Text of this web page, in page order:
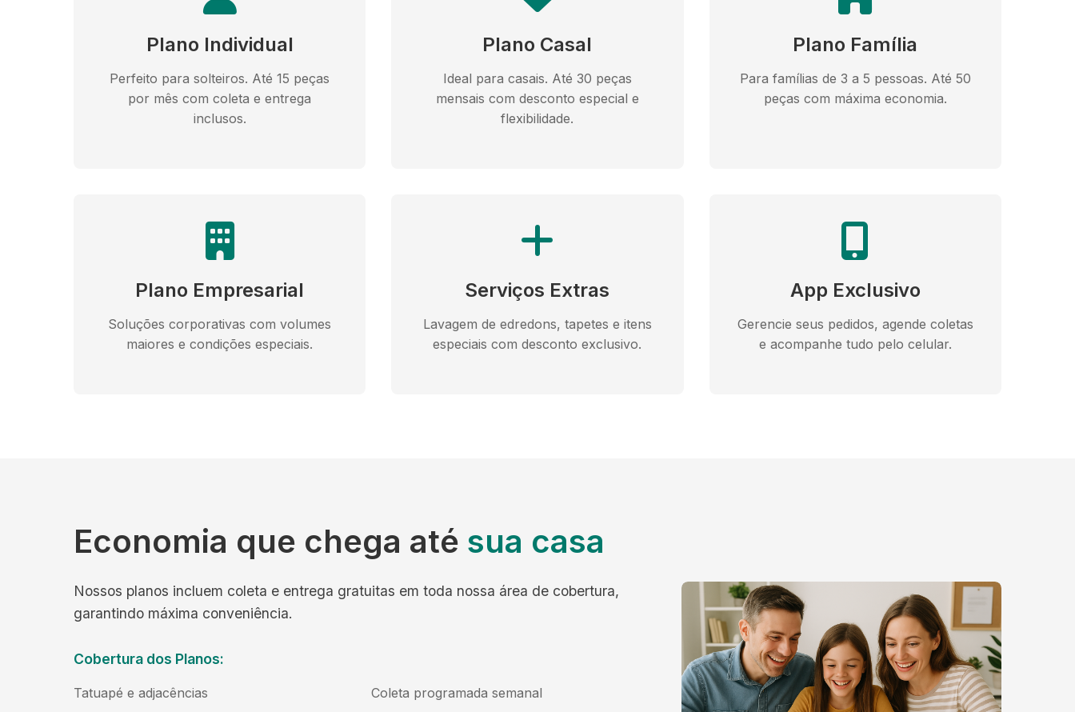
Plano Individual
Perfeito para solteiros. Até 15 peças
por mês com coleta e entrega
inclusos.
Plano Casal
Ideal para casais. Até 30 peças
mensais com desconto especial e
flexibilidade.
Plano Família
Para famílias de 3 a 5 pessoas. Até 50
peças com máxima economia.
Plano Empresarial
Soluções corporativas com volumes
maiores e condições especiais.
Serviços Extras
Lavagem de edredons, tapetes e itens
especiais com desconto exclusivo.
App Exclusivo
Gerencie seus pedidos, agende coletas
e acompanhe tudo pelo celular.
Economia que chega até sua casa
Nossos planos incluem coleta e entrega gratuitas em toda nossa área de cobertura,
garantindo máxima conveniência.
Cobertura dos Planos:
Tatuapé e adjacências
Coleta programada semanal